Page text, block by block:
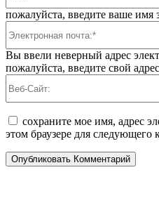
пожалуйста, введите ваше имя
Вы ввели неверный адрес
пожалуйста, введите свой
сохраните мое имя, адрес
этом браузере для следующего